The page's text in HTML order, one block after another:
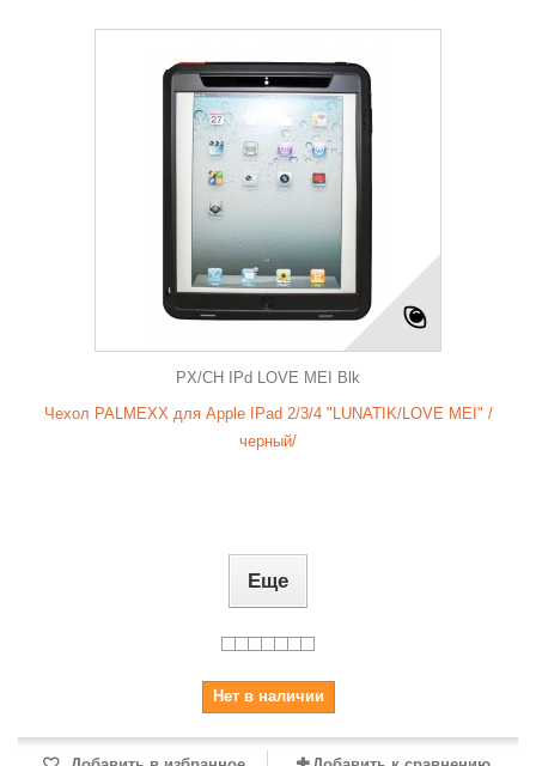
PX/CH IPd LOVE MEI Blk
Чехол PALMEXX для Apple IPad 2/3/4 "LUNATIK/LOVE MEI" /
черный/
Еще
Нет в наличии